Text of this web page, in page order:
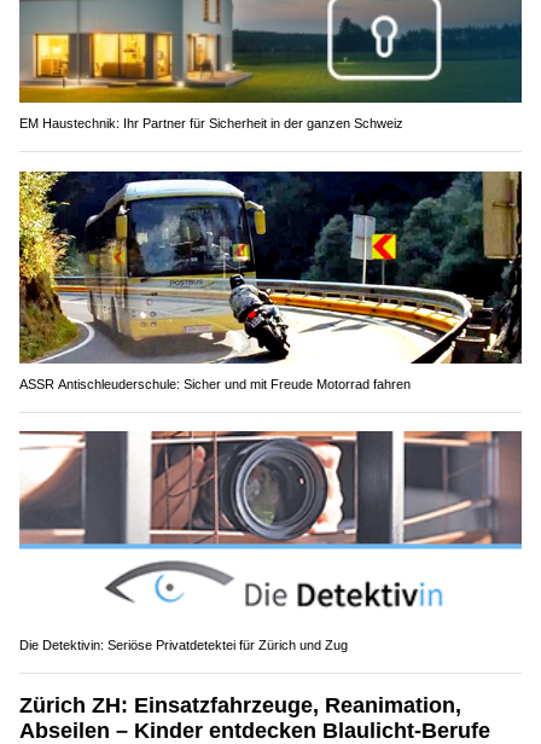
EM Haustechnik: Ihr Partner für Sicherheit in der ganzen Schweiz
ASSR Antischleuderschule: Sicher und mit Freude Motorrad fahren
Die Detektivin: Seriöse Privatdetektei für Zürich und Zug
Zürich ZH: Einsatzfahrzeuge, Reanimation,
Abseilen – Kinder entdecken Blaulicht-Berufe